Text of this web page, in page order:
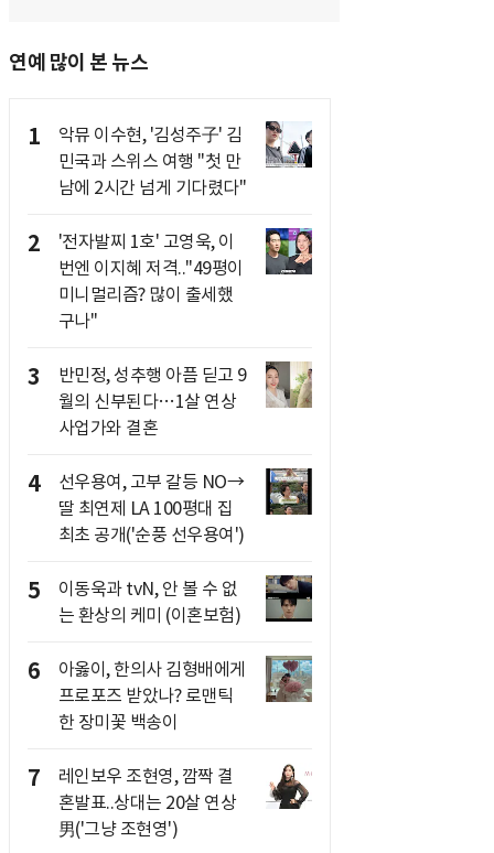
연예 많이 본 뉴스
1
악뮤 이수현, '김성주子' 김
민국과 스위스 여행 "첫 만
남에 2시간 넘게 기다렸다"
2
'전자발찌 1호' 고영욱, 이
번엔 이지혜 저격.."49평이
미니멀리즘? 많이 출세했
구나"
3
반민정, 성추행 아픔 딛고 9
월의 신부된다…1살 연상
사업가와 결혼
4
선우용여, 고부 갈등 NO→
딸 최연제 LA 100평대 집
최초 공개('순풍 선우용여')
5
이동욱과 tvN, 안 볼 수 없
는 환상의 케미 (이혼보험)
6
아옳이, 한의사 김형배에게
프로포즈 받았나? 로맨틱
한 장미꽃 백송이
7
레인보우 조현영, 깜짝 결
혼발표..상대는 20살 연상
男('그냥 조현영')